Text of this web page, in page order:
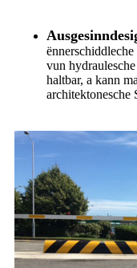
vun
haltbar, a kann
architektonesche